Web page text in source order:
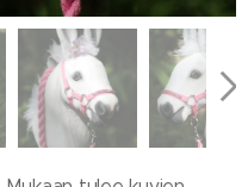
paper sheet